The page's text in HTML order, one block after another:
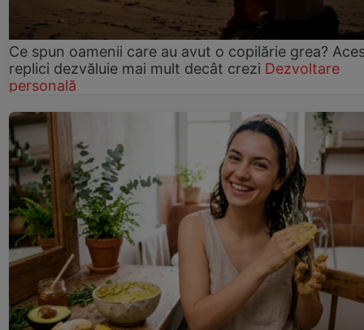
Ce spun oamenii care au avut o copilărie grea?
replici dezvăluie mai mult decât crezi Dezvoltare
personală